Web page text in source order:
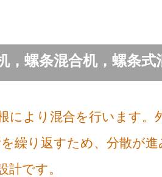
，螺条混合机，螺条
により混合を行います。
繰り返すため、分散が進
です。